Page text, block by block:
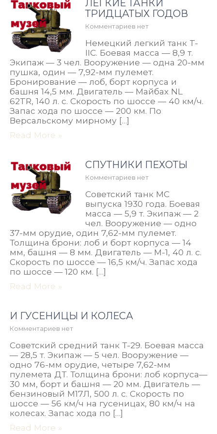
ЛЕГКИЕ ТАНКИ
ТРИДЦАТЫХ ГОДОВ
Комментариев нет
Немецкий легкий танк T-
IIC. Боевая масса — 8,9 т.
Экипаж — 3 чел. Вооружение — одна 20-мм
пушка, один — 7,92-мм пулемет.
Бронирование — лоб, борт корпуса и
башня 14,5 мм. Двигатель — Майбах NL
62TR, 140 л. с. Скорость по шоссе — 40 км/ч.
Запас хода по шоссе — 200 км. По
Версальскому мирному […]
Read More »
СПУТНИКИ ПЕХОТЫ
Комментариев нет
Советский танк МС
выпуска 1930 года. Боевая
масса — 5,9 т. Экипаж — 2
чел. Вооружение — одно
37-мм орудие, один 7,62-мм пулемет.
Толщина брони: лоб и борт корпуса — 14
мм, башня — 8 мм. Двигатель — М-1, 40 л. с.
Скорость по шоссе — 16,5 км/ч. Запас хода
по шоссе — 120 км. […]
Read More »
И ГУСЕНИЦЫ И КОЛЕСА
Комментариев нет
Советский средний танк Т-29. Боевая масса
— 28,5 т. Экипаж — 5 чел. Вооружение —
одно 76-мм орудие, четыре 7,62-мм
пулемета ДТ. Толщина брони: лоб корпуса—
30 мм, борт и башня — 20 мм. Двигатель —
бензиновый М17Л, 500 л. с. Скорость по
шоссе — 56 км/ч на гусеницах, 80 км/ч на
колесах. Запас хода по […]
Read More »